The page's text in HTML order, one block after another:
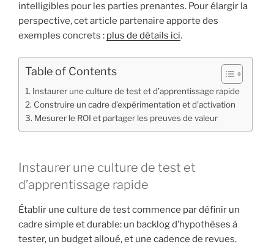
intelligibles pour les parties prenantes. Pour élargir la
perspective, cet article partenaire apporte des
exemples concrets : plus de détails ici.
Table of Contents
Instaurer une culture de test et d’apprentissage rapide
Construire un cadre d’expérimentation et d’activation
Mesurer le ROI et partager les preuves de valeur
Instaurer une culture de test et
d’apprentissage rapide
Établir une culture de test commence par définir un
cadre simple et durable: un backlog d’hypothèses à
tester, un budget alloué, et une cadence de revues.